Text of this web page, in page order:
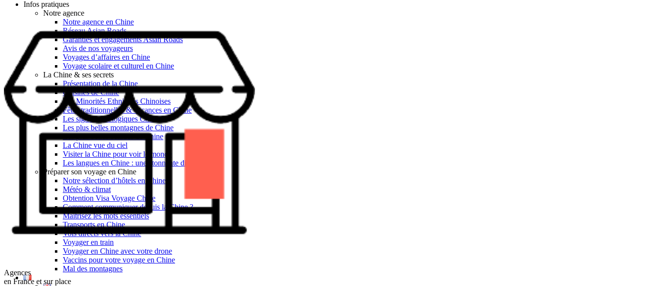
Infos pratiques
Notre agence
Notre agence en Chine
Réseau Asian Roads
Garanties et engagements Asian Roads
Avis de nos voyageurs
Voyages d’affaires en Chine
Voyage scolaire et culturel en Chine
La Chine & ses secrets
Présentation de la Chine
Cuisines de Chine
Les Minorités Ethniques Chinoises
Fêtes traditionnelles & vacances en Chine
Les signes astrologiques Chinois
Les plus belles montagnes de Chine
Les plus belles balades de Chine
La Chine vue du ciel
Visiter la Chine pour voir le monde
Les langues en Chine : une étonnante diversité
Préparer son voyage en Chine
Notre sélection d’hôtels en Chine
Météo & climat
Obtention Visa Voyage Chine
Comment communiquer depuis la Chine ?
Maîtrisez les mots essentiels
Transports en Chine
Vols directs vers la Chine
Voyager en train
Voyager en Chine avec votre drone
Vaccins pour votre voyage en Chine
Mal des montagnes
Agences
en France et sur place